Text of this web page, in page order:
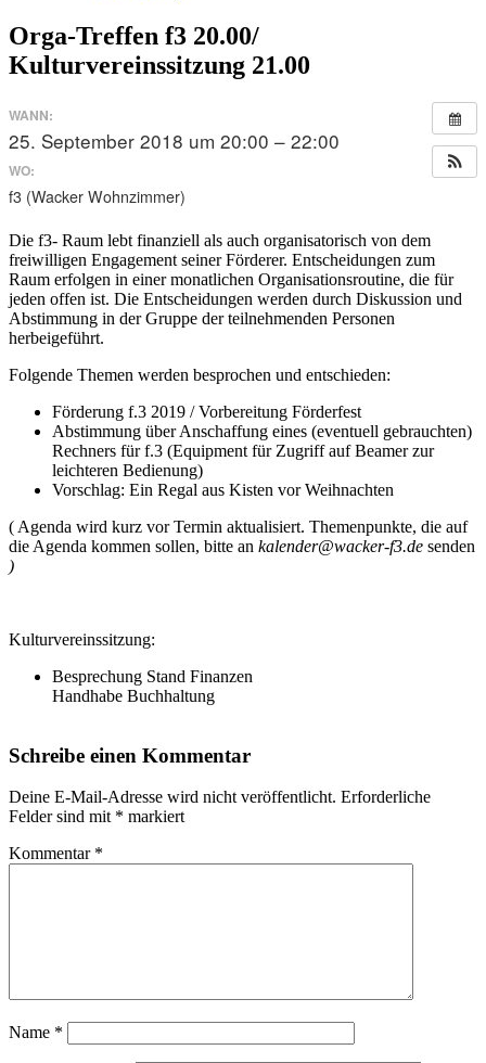
Orga-Treffen f3 20.00/
Kulturvereinssitzung 21.00
WANN:
25. September 2018 um 20:00 – 22:00
WO:
f3 (Wacker Wohnzimmer)
Die f3- Raum lebt finanziell als auch organisatorisch von dem
freiwilligen Engagement seiner Förderer. Entscheidungen zum
Raum erfolgen in einer monatlichen Organisationsroutine, die für
jeden offen ist. Die Entscheidungen werden durch Diskussion und
Abstimmung in der Gruppe der teilnehmenden Personen
herbeigeführt.
Folgende Themen werden besprochen und entschieden:
Förderung f.3 2019 / Vorbereitung Förderfest
Abstimmung über Anschaffung eines (eventuell gebrauchten)
Rechners für f.3 (Equipment für Zugriff auf Beamer zur
leichteren Bedienung)
Vorschlag: Ein Regal aus Kisten vor Weihnachten
( Agenda wird kurz vor Termin aktualisiert. Themenpunkte, die auf
die Agenda kommen sollen, bitte an kalender@wacker-f3.de senden
)
Kulturvereinssitzung:
Besprechung Stand Finanzen
Handhabe Buchhaltung
Schreibe einen Kommentar
Deine E-Mail-Adresse wird nicht veröffentlicht. Erforderliche
Felder sind mit * markiert
Kommentar *
Name *